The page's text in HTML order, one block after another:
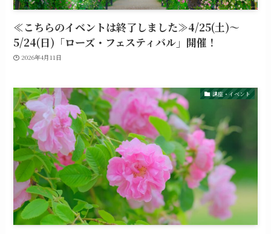
≪こちらのイベントは終了しました≫4/25(土)～
5/24(日)「ローズ・フェスティバル」開催！
2026年4月11日
講座・イベント